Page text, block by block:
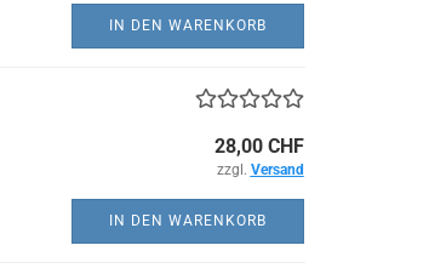
IN DEN WARENKORB
28,00 CHF
zzgl. Versand
IN DEN WARENKORB